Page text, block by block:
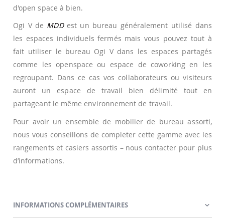
d'open space à bien.
Ogi V de MDDest un bureau généralement utilisé dans
les espaces individuels fermés mais vous pouvez tout à
fait utiliser le bureau Ogi V dans les espaces partagés
comme les openspace ou espace de coworking en les
regroupant. Dans ce cas vos collaborateurs ou visiteurs
auront un espace de travail bien délimité tout en
partageant le même environnement de travail.
Pour avoir un ensemble de mobilier de bureau assorti,
nous vous conseillons de completer cette gamme avec les
rangements et casiers assortis – nous contacter pour plus
d’informations.
INFORMATIONS COMPLÉMENTAIRES